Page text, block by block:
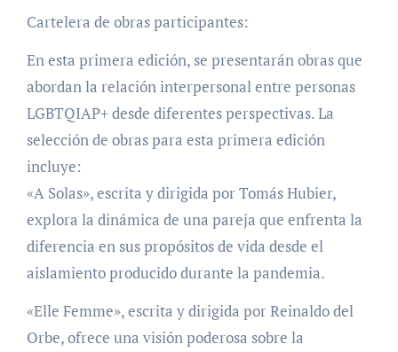
Cartelera de obras participantes:
En esta primera edición, se presentarán obras que
abordan la relación interpersonal entre personas
LGBTQIAP+ desde diferentes perspectivas. La
selección de obras para esta primera edición
incluye:
«A Solas», escrita y dirigida por Tomás Hubier,
explora la dinámica de una pareja que enfrenta la
diferencia en sus propósitos de vida desde el
aislamiento producido durante la pandemia.
«Elle Femme», escrita y dirigida por Reinaldo del
Orbe, ofrece una visión poderosa sobre la